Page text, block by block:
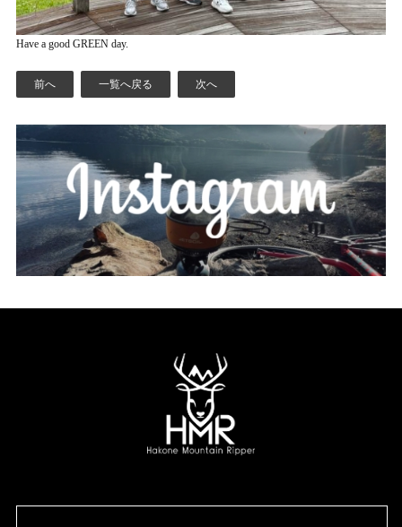
Have a good GREEN day.
前へ 一覧へ戻る 次へ